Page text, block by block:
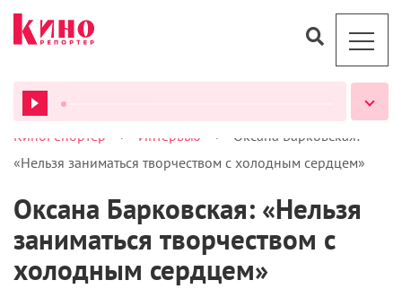
ВСЕ ПОДКАСТЫ
КиноРепортер > Интервью >
Оксана Барковская:
«Нельзя заниматься творчеством с холодным сердцем»
Оксана Барковская: «Нельзя
заниматься творчеством с
холодным сердцем»